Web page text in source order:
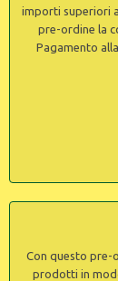
importi superiori
pre-ordine la
Pagamento
Con questo pre-
prodotti in